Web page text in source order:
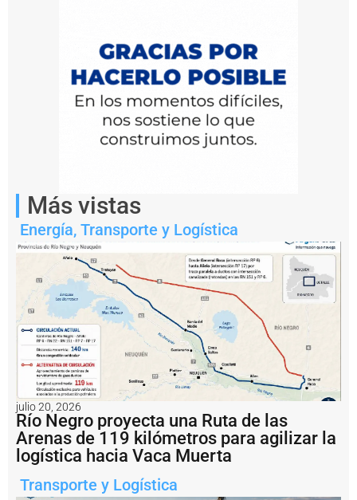
Notas
relacionadas
B
a
B
l
a
c
p
ri
m
e
r
a
s
Más vistas
Energía, Transporte y Logística
julio 20, 2026
Río Negro proyecta una Ruta de las
Arenas de 119 kilómetros para agilizar la
logística hacia Vaca Muerta
Transporte y Logística